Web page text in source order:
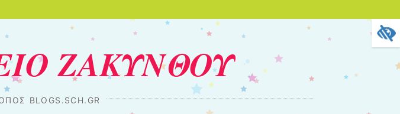
ΖΑΚΥΝΘΟΥ
BLOGS.SCH.GR